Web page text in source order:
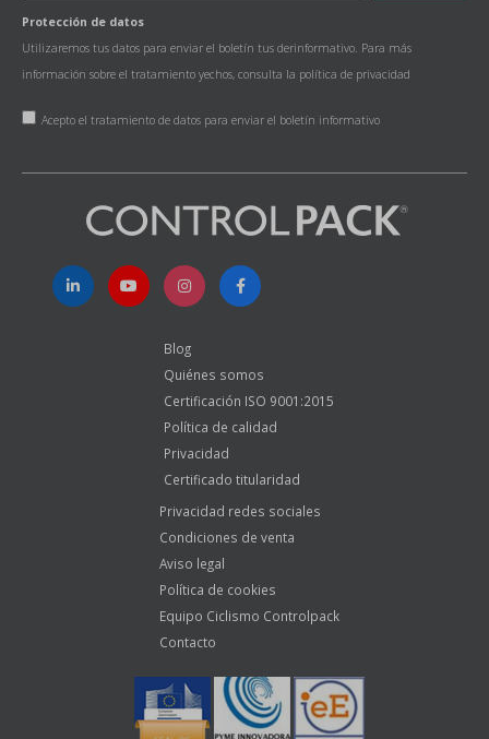
Protección de datos
Utilizaremos tus datos para enviar el boletín tus derinformativo. Para más
información sobre el tratamiento yechos, consulta la política de privacidad
Acepto el tratamiento de datos para enviar el boletín informativo
Blog
Quiénes somos
Certificación ISO 9001:2015
Política de calidad
Privacidad
Certificado titularidad
Privacidad redes sociales
Condiciones de venta
Aviso legal
Política de cookies
Equipo Ciclismo Controlpack
Contacto